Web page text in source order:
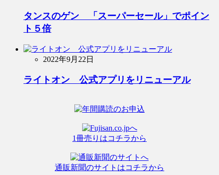
タンスのゲン 「スーパーセール」でポイン
ト５倍
2022年9月22日
ライトオン 公式アプリをリニューアル
1冊売りはコチラから
通販新聞のサイトはコチラから